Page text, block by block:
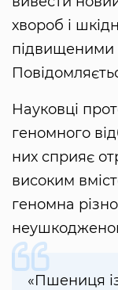
хвороб і
підвищеними
Науковці
геномного
них сприяє
високим
геномна
«Пшениця